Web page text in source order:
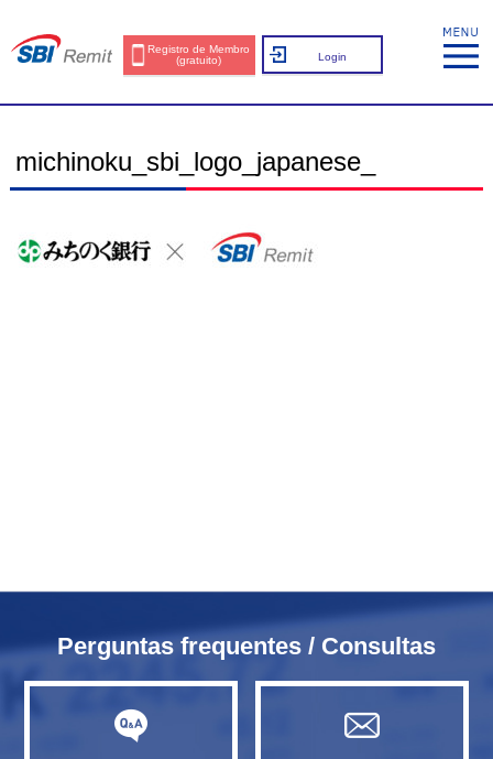
Registro de Membro
(gratuito)
Login
michinoku_sbi_logo_japanese_
Perguntas frequentes / Consultas